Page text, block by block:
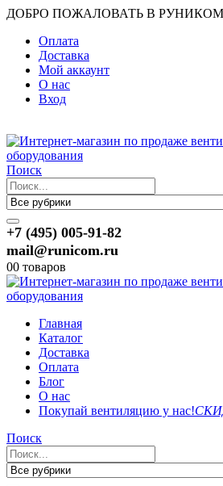
ДОБРО ПОЖАЛОВАТЬ В
Оплата
Доставка
Мой аккаунт
О нас
Вход
Поиск
+7 (495) 005-91-82
mail@runicom.ru
00 товаров
Главная
Каталог
Доставка
Оплата
Блог
О нас
Покупай вентиляцию у нас!
Поиск